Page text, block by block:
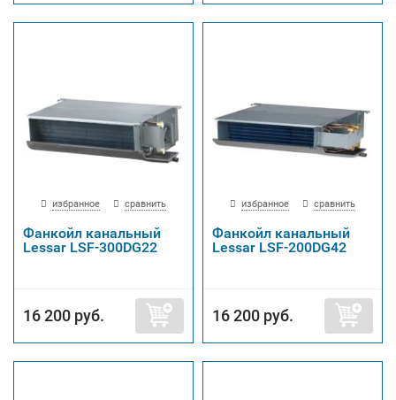
избранное сравнить
Фанкойл канальный
Lessar LSF-300DG22
16 200 руб.
избранное сравнить
Фанкойл канальный
Lessar LSF-200DG42
16 200 руб.